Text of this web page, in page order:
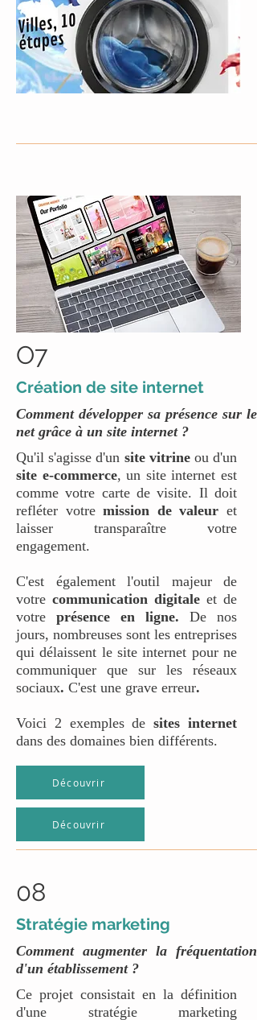
O7
Création de site internet
Comment développer sa présence sur le
net grâce à un site internet ?
Qu'il s'agisse d'un site vitrineou d'un
site e-commerce, un site internet est
comme votre carte de visite. Il doit
refléter votremission de valeur et
laisser transparaître votre
engagement.
C'est également l'outil majeur de
votre communication digitale et de
votre présence en ligne. De nos
jours, nombreuses sont les entreprises
qui délaissent le site internet pour ne
communiquer que sur les réseaux
sociaux. C'est une grave erreur.
Voici 2 exemples desites internet
dans des domaines bien différents.
Découvrir
Découvrir
08
Stratégie marketing
Comment augmenter la fréquentation
d'un établissement ?
Ce projet consistait en la définition
d'une stratégie marketing